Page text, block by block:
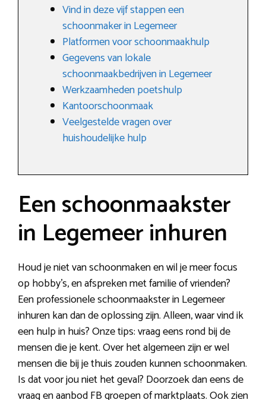
Vind in deze vijf stappen een
schoonmaker in Legemeer
Platformen voor schoonmaakhulp
Gegevens van lokale
schoonmaakbedrijven in Legemeer
Werkzaamheden poetshulp
Kantoorschoonmaak
Veelgestelde vragen over
huishoudelijke hulp
Een schoonmaakster
in Legemeer inhuren
Houd je niet van schoonmaken en wil je meer focus
op hobby’s, en afspreken met familie of vrienden?
Een professionele schoonmaakster in Legemeer
inhuren kan dan de oplossing zijn. Alleen, waar vind ik
een hulp in huis? Onze tips: vraag eens rond bij de
mensen die je kent. Over het algemeen zijn er wel
mensen die bij je thuis zouden kunnen schoonmaken.
Is dat voor jou niet het geval? Doorzoek dan eens de
vraag en aanbod FB groepen of marktplaats. Ook zien